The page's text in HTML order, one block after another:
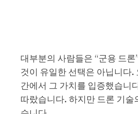
대부분의 사람들은 “군용 드
것이 유일한 선택은 아닙니다
간에서 그 가치를 입증했습니
따랐습니다. 하지만 드론 기